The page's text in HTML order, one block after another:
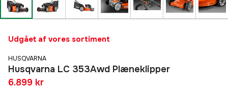
Udgået af vores sortiment
HUSQVARNA
Husqvarna LC 353Awd Plæneklipper
6.899 kr